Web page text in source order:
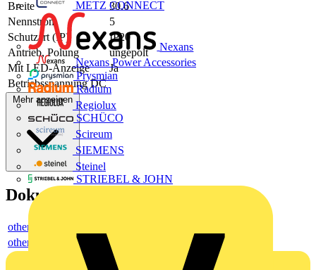
METZ CONNECT
Nexans
Nexans Power Accessories
Prysmian
Radium
Regiolux
SCHÜCO
Scireum
SIEMENS
Steinel
STRIEBEL & JOHN
Breite
30.6
Nennstrom
5
Schutzart (IP)
IP20
Antrieb, Polung
ungepolt
Mit LED-Anzeige
Ja
Betriebsspannung DC
Mehr anzeigen
Dokumente
others
others